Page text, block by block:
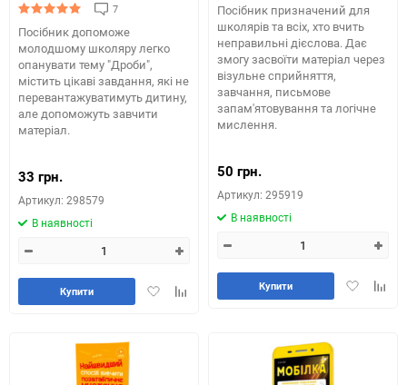
7
Посібник допоможе
молодшому школяру легко
опанувати тему "Дроби",
містить цікаві завдання, які не
перевантажуватимуть дитину,
але допоможуть завчити
матеріал.
33 грн.
Артикул: 298579
В наявності
ДодатиДодайте
Купити
Посібник призначений для
школярів та всіх, хто вчить
неправильні дієслова. Дає
змогу засвоїти матеріал через
візульне сприйняття,
завчання, письмове
запам'ятовування та логічне
мислення.
50 грн.
Артикул: 295919
В наявності
Додати
Купити